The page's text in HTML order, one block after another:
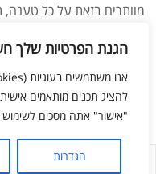
הגנת הפרטיות שלך
להציג תכנים מותאמים
"אישור" אתה מסכים לשימוש
הגדרות
מוותרים בזאת על כל
ברופא לפני השימוש